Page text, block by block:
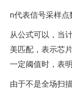
n代表信号采样点
从公式可以，当
美匹配，表示芯
一定阈值时，表
由于不是全场扫